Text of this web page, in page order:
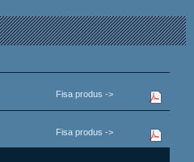
Fisa produs ->
Fisa produs ->